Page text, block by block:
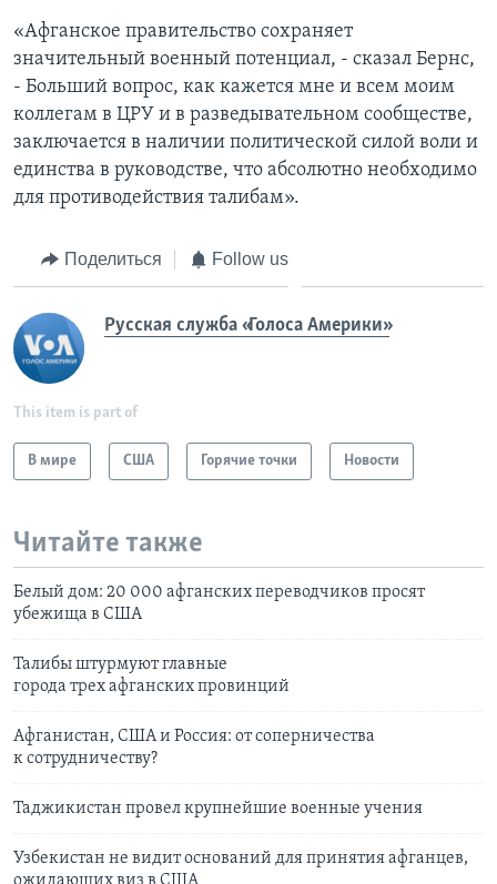
«Афганское правительство сохраняет
значительный военный потенциал, - сказал Бернс,
- Больший вопрос, как кажется мне и всем моим
коллегам в ЦРУ и в разведывательном сообществе,
заключается в наличии политической силой воли и
единства в руководстве, что абсолютно необходимо
для противодействия талибам».
Поделиться Follow us
Русская служба «Голоса Америки»
This item is part of
В мире США Горячие точки Новости
Читайте также
Белый дом: 20 000 афганских переводчиков просят
убежища в США
Талибы штурмуют главные
города трех афганских провинций
Афганистан, США и Россия: от соперничества
к сотрудничеству?
Таджикистан провел крупнейшие военные учения
Узбекистан не видит оснований для принятия афганцев,